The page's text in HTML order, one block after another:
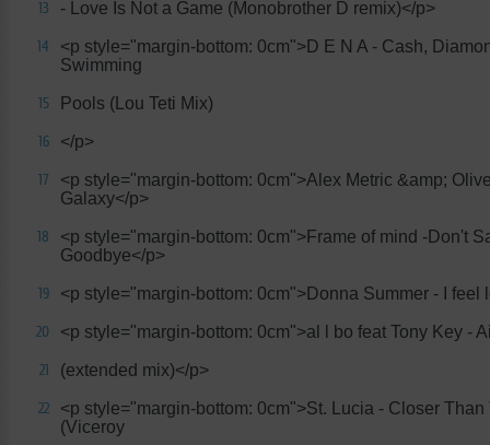
13 - Love Is Not a Game (Monobrother D remix)</p>
14
<p style="margin-bottom: 0cm">D E N A - Cash,
Swimming
15 Pools (Lou Teti Mix)
16 </p>
17
<p style="margin-bottom: 0cm">Alex Metric &amp;
Galaxy</p>
18
<p style="margin-bottom: 0cm">Frame of mind -Don't
Goodbye</p>
19 <p style="margin-bottom: 0cm">Donna Summer - I feel
20 <p style="margin-bottom: 0cm">al l bo feat Tony Key -
21 (extended mix)</p>
22
<p style="margin-bottom: 0cm">St. Lucia - Closer Than
(Viceroy